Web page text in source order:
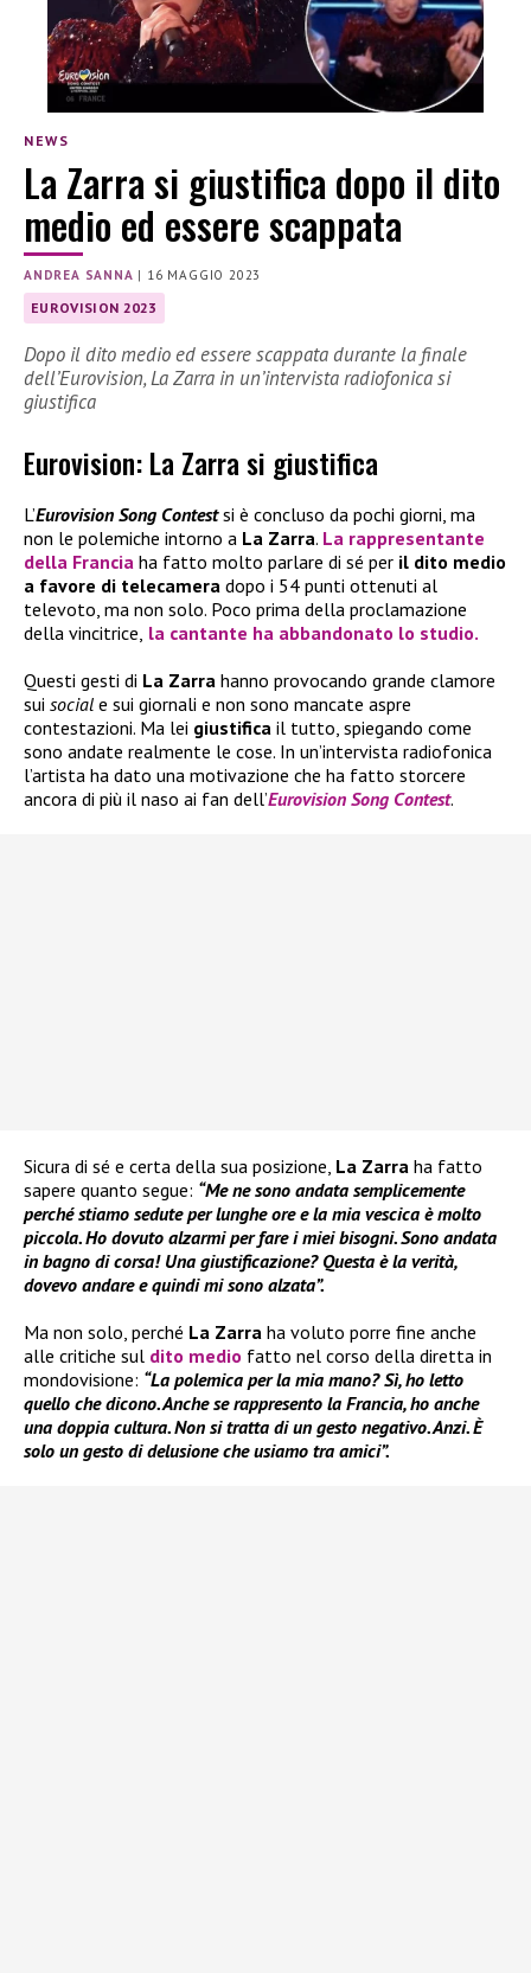
NEWS
La Zarra si giustifica dopo il dito
medio ed essere scappata
ANDREA SANNA | 16 MAGGIO 2023
EUROVISION 2023
Dopo il dito medio ed essere scappata durante la finale
dell’Eurovision, La Zarra in un’intervista radiofonica si
giustifica
Eurovision: La Zarra si giustifica
L’Eurovision Song Contestsi è concluso da pochi giorni, ma
non le polemiche intorno a La Zarra. La rappresentante
della Francia ha fatto molto parlare di sé per il dito medio
a favore di telecamera dopo i 54 punti ottenuti al
televoto, ma non solo. Poco prima della proclamazione
della vincitrice, la cantante ha abbandonato lo studio.
Questi gesti di La Zarra hanno provocando grande clamore
sui social e sui giornali e non sono mancate aspre
contestazioni. Ma lei giustifica il tutto, spiegando come
sono andate realmente le cose. In un’intervista radiofonica
l’artista ha dato una motivazione che ha fatto storcere
ancora di più il naso ai fan dell’Eurovision Song Contest.
Sicura di sé e certa della sua posizione, La Zarra ha fatto
sapere quanto segue: “Me ne sono andata semplicemente
perché stiamo sedute per lunghe ore e la mia vescica è molto
piccola. Ho dovuto alzarmi per fare i miei bisogni. Sono andata
in bagno di corsa! Una giustificazione? Questa è la verità,
dovevo andare e quindi mi sono alzata”.
Ma non solo, perché La Zarra ha voluto porre fine anche
alle critiche sul dito medio fatto nel corso della diretta in
mondovisione: “La polemica per la mia mano? Sì, ho letto
quello che dicono. Anche se rappresento la Francia, ho anche
una doppia cultura. Non si tratta di un gesto negativo. Anzi. È
solo un gesto di delusione che usiamo tra amici”.